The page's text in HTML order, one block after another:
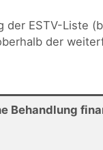
der ESTV-Liste
der
Behandlung